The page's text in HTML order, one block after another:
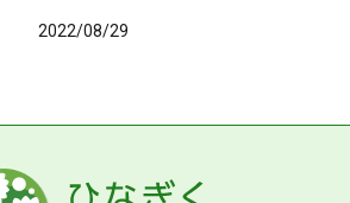
2022/08/29